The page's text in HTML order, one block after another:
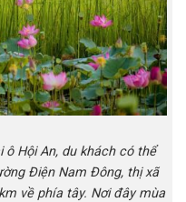
Hội An, du khách có thể
Điện Nam Đông, thị xã
về phía tây. Nơi đây mùa